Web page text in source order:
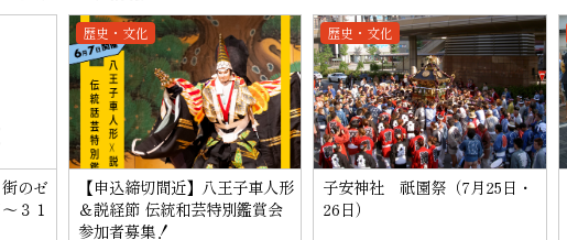
のゼ
３１
歴史・文化
【申込締切間近】八王子車人形
＆説経節 伝統和芸特別鑑賞会
参加者募集！
歴史・文化
子安神社 祇園祭（7月25日・
26日）